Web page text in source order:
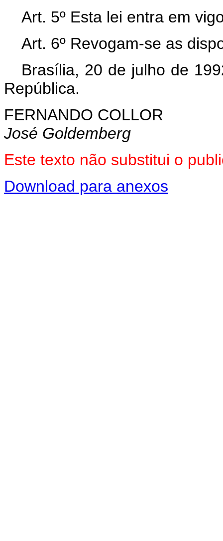
Art. 5º Esta lei entra em
Art. 6º Revogam-se as
Brasília, 20 de julho de
República.
FERNANDO COLLOR
José Goldemberg
Este texto não substitui o
Download para anexos